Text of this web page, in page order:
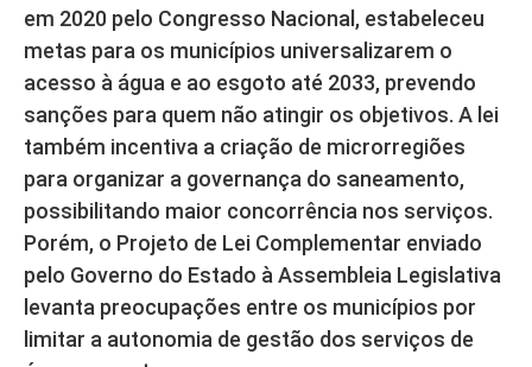
em 2020 pelo Congresso Nacional, estabeleceu
metas para os municípios universalizarem o
acesso à água e ao esgoto até 2033, prevendo
sanções para quem não atingir os objetivos. A lei
também incentiva a criação de microrregiões
para organizar a governança do saneamento,
possibilitando maior concorrência nos serviços.
Porém, o Projeto de Lei Complementar enviado
pelo Governo do Estado à Assembleia Legislativa
levanta preocupações entre os municípios por
limitar a autonomia de gestão dos serviços de